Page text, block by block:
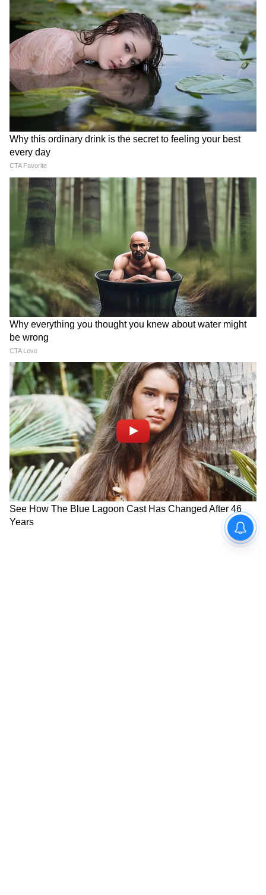
এবং কিছু দিনের জন্য ভরণপোষণের দাবি করেন,
তবে আপনি যদি প্রমাণ করেন যে আপনি একটি
সম্পর্কে আছেন তবেই তা আপনাকে দেওয়া হবে।
শিশু আইনি অধিকার পায়-
লিভ-ইন রিলেশনশিপে বসবাসকারী দম্পতিরা
সন্তান জন্ম দিতে পারে কিন্তু সন্তান দত্তক নিতে
পারে না। তাদের এই অধিকার নেই। এছাড়াও, হিন্দু
বিবাহ আইনের অধীনে, লিভ ইন রিলেশনশিপ থেকে
জন্ম নেওয়া একটি শিশু বিবাহিত দম্পতির একটি
সন্তানের সমস্ত আইনি অধিকার পায়।
সন্তানের জন্ম দিতে পারে-
লিভ-ইন রিলেশনশিপে থাকার সময় যদি সঙ্গী
গর্ভবতী হয় এবং সন্তানের জন্ম দিতে চায়, তাহলে
সেই সন্তান বৈধ বলে বিবেচিত হবে। এমতাবস্থায়,
বিবাহিত দম্পতির মতো, সেই সন্তানের যত্ন নেওয়ার
সম্পূর্ণ দায়িত্ব সেই দম্পতির উপরই বর্তায়।
এছাড়াও, নারী ভ্রুণ হত্যা এবং গর্ভপাত সংক্রান্ত
সমস্ত বিধান লিভ-ইন সম্পর্কে থাকা দম্পতিদের
ক্ষেত্রেও প্রযোজ্য।